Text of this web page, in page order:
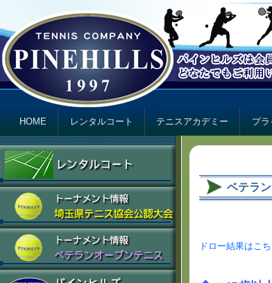
テニスカンパニー パ
Just another テニスカンパニー パインヒルズ
Primary menu
Skip to primary content
Skip to secondary content
HOME レンタルコート テニスアカデミー プ
ベテラ
ドロー結果はこ